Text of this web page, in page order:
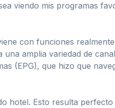
viendo mis programas
con funciones
amplia variedad de
(EPG), que hizo que
hotel. Esto resulta